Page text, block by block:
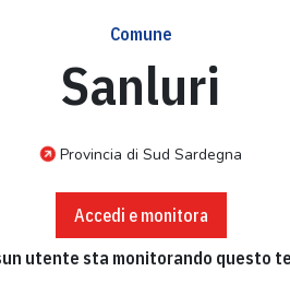
Comune
Sanluri
Provincia di Sud Sardegna
Accedi e monitora
utente sta monitorando questo